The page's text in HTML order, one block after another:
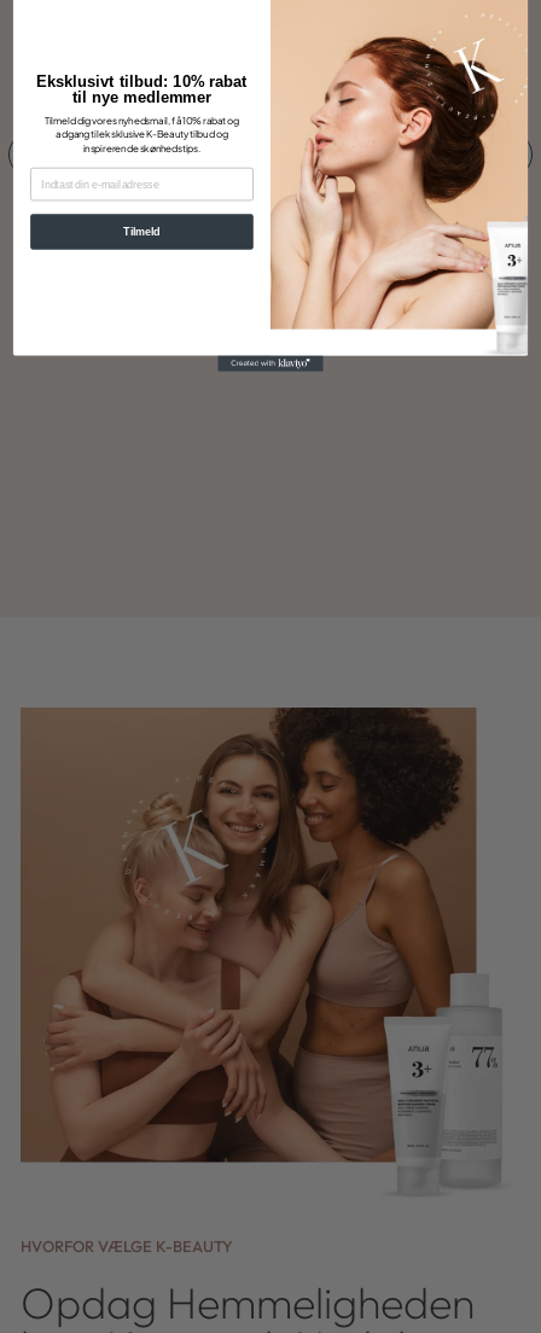
HVORFOR VÆLGE K-BEAUTY
Opdag Hemmeligheden
Eksklusivt tilbud: 10% rabat
til nye medlemmer
Tilmeld dig vores nyhedsmail, få 10% rabat og
adgang til eksklusive K-Beauty tilbud og
inspirerende skønhedstips.
EMAIL
Tilmeld